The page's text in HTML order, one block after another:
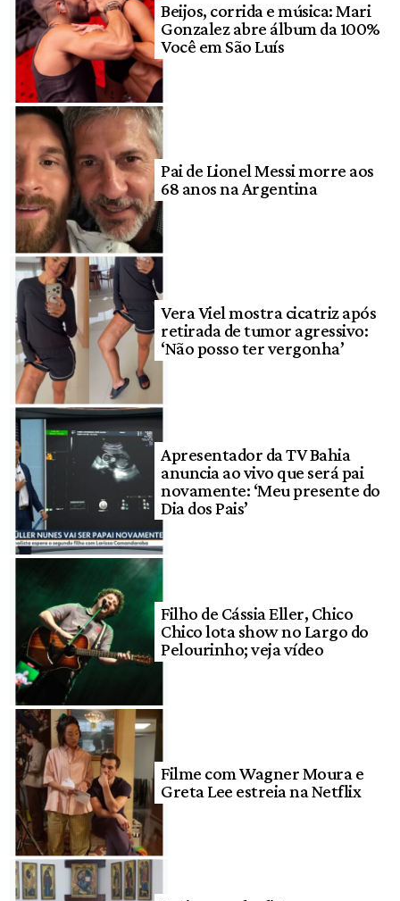
Beijos, corrida e música: Mari
Gonzalez abre álbum da 100%
Você em São Luís
Pai de Lionel Messi morre aos
68 anos na Argentina
Vera Viel mostra cicatriz após
retirada de tumor agressivo:
‘Não posso ter vergonha’
Apresentador da TV Bahia
anuncia ao vivo que será pai
novamente: ‘Meu presente do
Dia dos Pais’
Filho de Cássia Eller, Chico
Chico lota show no Largo do
Pelourinho; veja vídeo
Filme com Wagner Moura e
Greta Lee estreia na Netflix